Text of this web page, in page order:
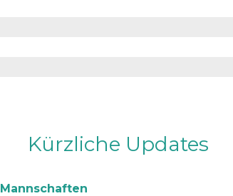
Kürzliche Updates
Mannschaften